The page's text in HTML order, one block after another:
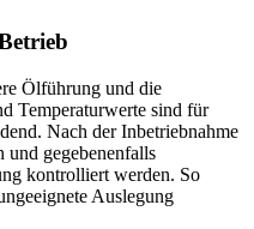
Ölführung und die
Temperaturwerte sind für
Nach der Inbetriebnahme
und gegebenenfalls
kontrolliert werden. So
Auslegung